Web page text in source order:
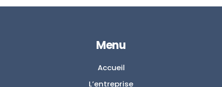
Menu
Accueil
L’entreprise